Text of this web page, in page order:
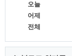
오늘
어제
전체